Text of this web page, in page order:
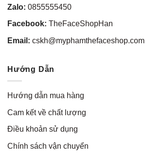
Zalo: 0855555450
Facebook: TheFaceShopHan
Email: cskh@myphamthefaceshop.com
Hướng Dẫn
Hướng dẫn mua hàng
Cam kết về chất lượng
Điều khoản sử dụng
Chính sách vận chuyển